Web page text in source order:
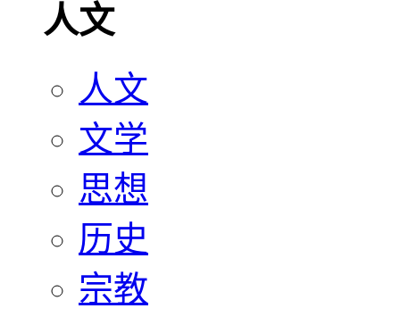
人文
人文
文学
思想
历史
宗教